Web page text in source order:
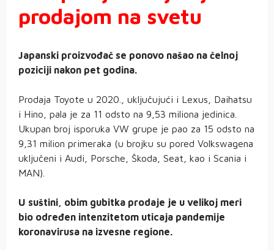
prodajom na svetu
Japanski proizvođač se ponovo našao na čelnoj
poziciji nakon pet godina.
Prodaja Toyote u 2020., uključujući i Lexus, Daihatsu
i Hino, pala je za 11 odsto na 9,53 miliona jedinica.
Ukupan broj isporuka VW grupe je pao za 15 odsto na
9,31 milion primeraka (u brojku su pored Volkswagena
uključeni i Audi, Porsche, Škoda, Seat, kao i Scania i
MAN).
U suštini, obim gubitka prodaje je u velikoj meri
bio određen intenzitetom uticaja pandemije
koronavirusa na izvesne regione.